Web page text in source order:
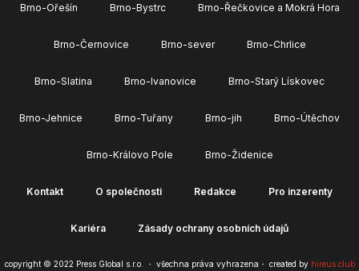
Brno-Ořešín Brno-Bystrc Brno-Řečkovice a Mokrá Hora
Brno-Černovice Brno-sever Brno-Chrlice
Brno-Slatina Brno-Ivanovice Brno-Starý Lískovec
Brno-Jehnice Brno-Tuřany Brno-jih Brno-Útěchov
Brno-Královo Pole Brno-Židenice
Kontakt O společnosti Redakce Pro inzerenty
Kariéra Zásady ochrany osobních údajů
copyright © 2022 Press Global s.r.o. ・ všechna práva vyhrazena・ created by hireus.club